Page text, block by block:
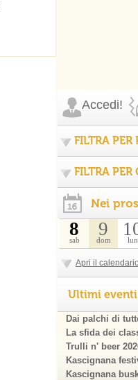
Accedi!
FILTRA
FILTRA PER
Nei
8
sab
9
dom lun
Apri il calendario
Ultimi
Dai palchi di
La sfida dei
Trulli n' beer
Kascignana
Kascignana